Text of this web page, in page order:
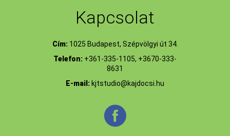
Kapcsolat
Cím:1025 Budapest, Szépvölgyi út 34.
Telefon: +361-335-1105, +3670-333-
8631
E-mail: kjtstudio@kajdocsi.hu